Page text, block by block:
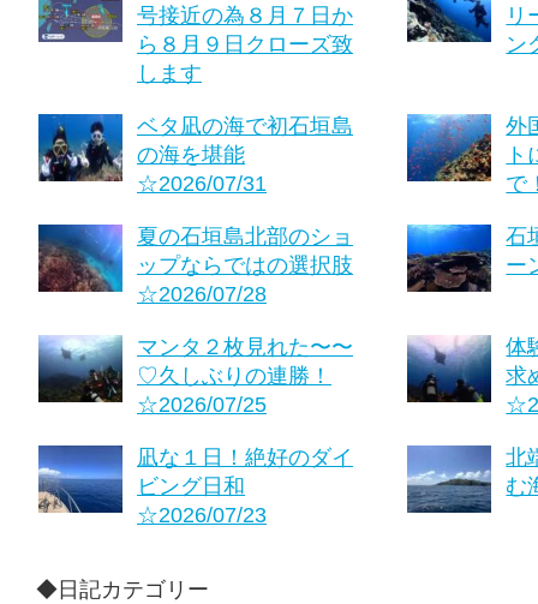
号接近の為８月７日か
ら８月９日クローズ致
します
リ
ン
ベタ凪の海で初石垣島
の海を堪能
☆2026/07/31
外
ト
で
夏の石垣島北部のショ
ップならではの選択肢
☆2026/07/28
石
ー
マンタ２枚見れた〜〜
♡久しぶりの連勝！
☆2026/07/25
体
求
凪な１日！絶好のダイ
ビング日和
☆2026/07/23
北
む
◆日記カテゴリー